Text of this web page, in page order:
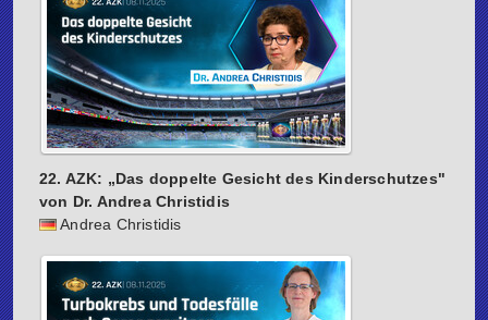
22. AZK: „Das doppelte Gesicht des Kinderschutzes"
von Dr. Andrea Christidis
Andrea Christidis